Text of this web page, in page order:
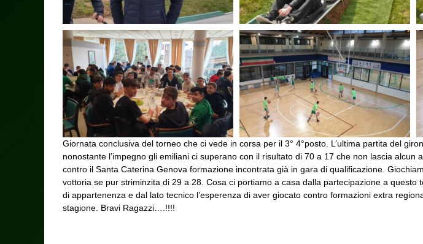
Giornata conclusiva del torneo che ci vede in corsa per il 3° 4°posto. L’ultima partita del
nonostante l’impegno gli emiliani ci superano con il risultato di 70 a 17 che non lascia
contro il Santa Caterina Genova formazione incontrata già in gara di qualificazione.
vottoria se pur striminzita di 29 a 28. Cosa ci portiamo a casa dalla partecipazione a
di appartenenza e dal lato tecnico l’esperenza di aver giocato contro formazioni extra
stagione. Bravi Ragazzi….!!!!